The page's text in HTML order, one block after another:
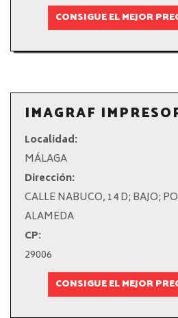
CONSIGUE EL MEJOR
IMAGRAF
Localidad:
MÁLAGA
Dirección:
CALLE NABUCO, 14 D; BAJO;
ALAMEDA
CP:
29006
CONSIGUE EL MEJOR